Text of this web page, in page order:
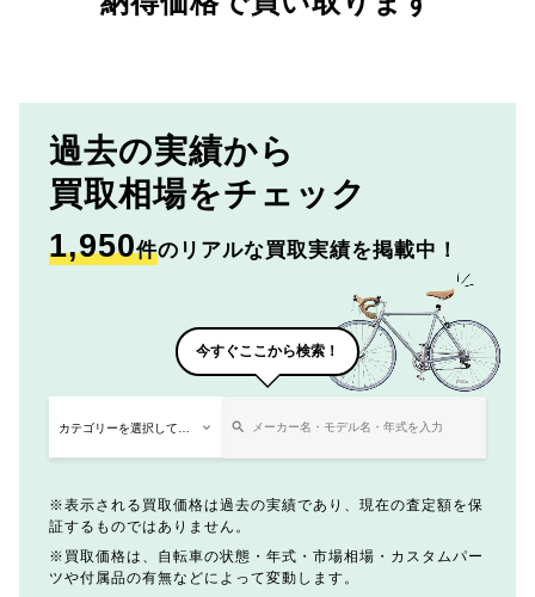
過去の実績から
買取相場をチェック
1,950件のリアルな買取実績を掲載中！
今すぐここから検索！
表示される買取価格は過去の実績であり、現在の査定額を保
証するものではありません。
買取価格は、自転車の状態・年式・市場相場・カスタムパー
ツや付属品の有無などによって変動します。